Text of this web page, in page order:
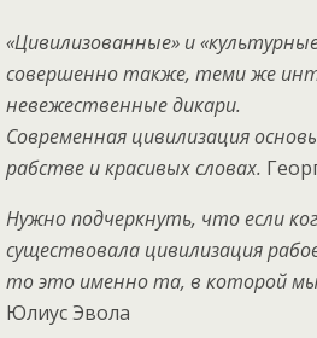
«Цивилизованные» и
совершенно также, теми же
невежественные дикари.
Современная цивилизация
рабстве и красивых словах.
Нужно подчеркнуть, что если
существовала цивилизация
то это именно та, в которой
Юлиус Эвола